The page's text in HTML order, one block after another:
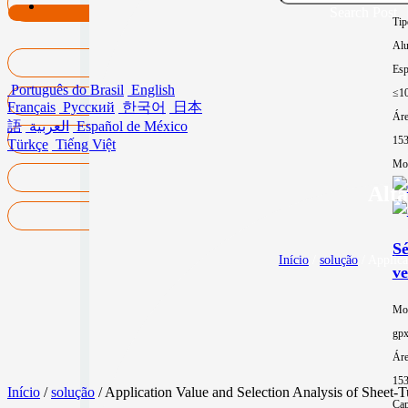
Português do Brasil English
Français Русский 한국어
日本
語 العربية Español de México
Türkçe Tiếng Việt
Início solução /
Início /solução / Application Value and Selection Analysis of Sheet-